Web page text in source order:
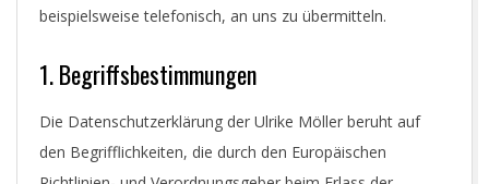
beispielsweise telefonisch, an uns zu übermitteln.
1. Begriffsbestimmungen
Die Datenschutzerklärung der Ulrike Möller beruht auf
den Begrifflichkeiten, die durch den Europäischen